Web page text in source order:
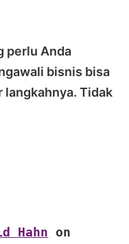
perlu Anda
bisnis bisa
Tidak
Hahn